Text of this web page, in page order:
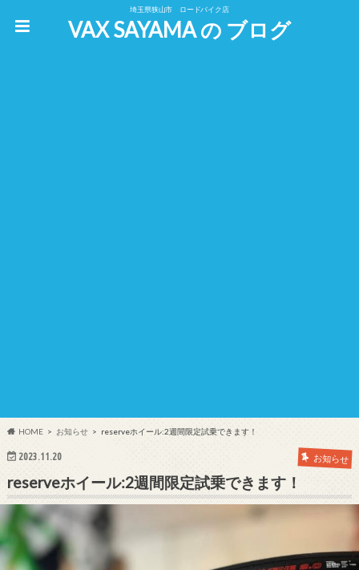
埼玉県狭山市 ロードバイク店
VAX SAYAMA の ブログ
HOME お知らせ reserveホイール:2週間限定試乗できます！
2023.11.20 お知らせ
reserveホイール:2週間限定試乗できます！